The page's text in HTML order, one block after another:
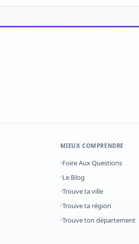
MIEUX COMPRENDRE
Foire Aux Questions
Le Blog
Trouve ta ville
Trouve ta région
Trouve ton département